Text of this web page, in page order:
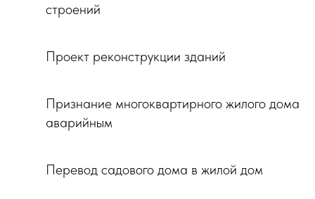
строений
Проект реконструкции зданий
Признание многоквартирного жилого дома
аварийным
Перевод садового дома в жилой дом